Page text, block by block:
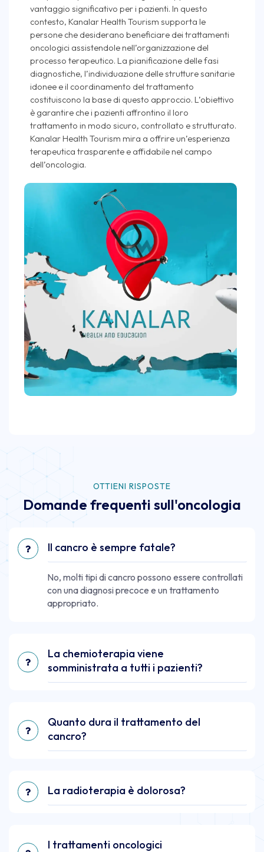
vantaggio significativo per i pazienti. In questo
contesto, Kanalar Health Tourism supporta le
persone che desiderano beneficiare dei trattamenti
oncologici assistendole nell’organizzazione del
processo terapeutico. La pianificazione delle fasi
diagnostiche, l’individuazione delle strutture sanitarie
idonee e il coordinamento del trattamento
costituiscono la base di questo approccio. L’obiettivo
è garantire che i pazienti affrontino il loro
trattamento in modo sicuro, controllato e strutturato.
Kanalar Health Tourism mira a offrire un’esperienza
terapeutica trasparente e affidabile nel campo
dell’oncologia.
OTTIENI RISPOSTE
Domande frequenti sull'oncologia
Il cancro è sempre fatale?
No, molti tipi di cancro possono essere controllati
con una diagnosi precoce e un trattamento
appropriato.
La chemioterapia viene
somministrata a tutti i pazienti?
Quanto dura il trattamento del
cancro?
La radioterapia è dolorosa?
I trattamenti oncologici